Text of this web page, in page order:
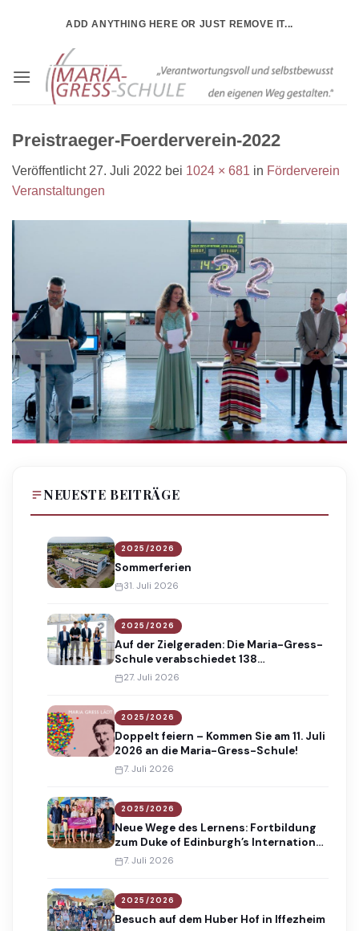
ADD ANYTHING HERE OR JUST REMOVE IT...
Preistraeger-Foerderverein-2022
Veröffentlicht 27. Juli 2022 bei 1024 × 681 in Förderverein
Veranstaltungen
NEUESTE BEITRÄGE
2025/2026
Sommerferien
31. Juli 2026
2025/2026
Auf der Zielgeraden: Die Maria-Gress-
Schule verabschiedet 138
Absolventinnen und Absolventen
27. Juli 2026
2025/2026
Doppelt feiern – Kommen Sie am 11. Juli
2026 an die Maria-Gress-Schule!
7. Juli 2026
2025/2026
Neue Wege des Lernens: Fortbildung
zum Duke of Edinburgh’s International
Award
7. Juli 2026
2025/2026
Besuch auf dem Huber Hof in Iffezheim